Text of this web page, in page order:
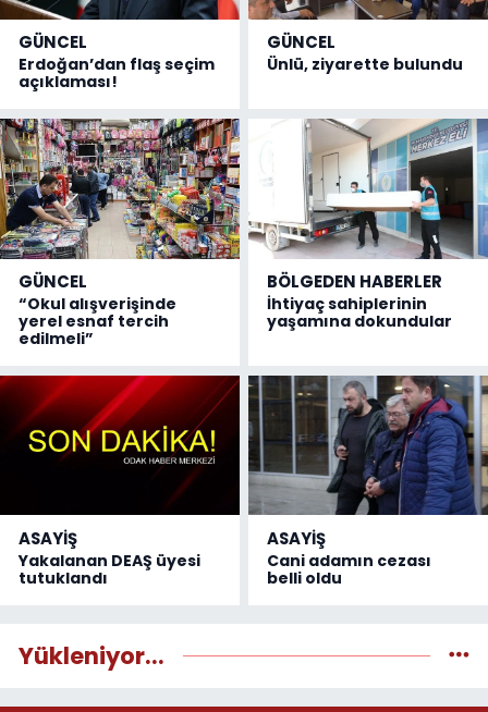
GÜNCEL
Erdoğan’dan flaş seçim
açıklaması!
GÜNCEL
Ünlü, ziyarette bulundu
GÜNCEL
“Okul alışverişinde
yerel esnaf tercih
edilmeli”
BÖLGEDEN HABERLER
İhtiyaç sahiplerinin
yaşamına dokundular
ASAYİŞ
Yakalanan DEAŞ üyesi
tutuklandı
ASAYİŞ
Cani adamın cezası
belli oldu
Yükleniyor...